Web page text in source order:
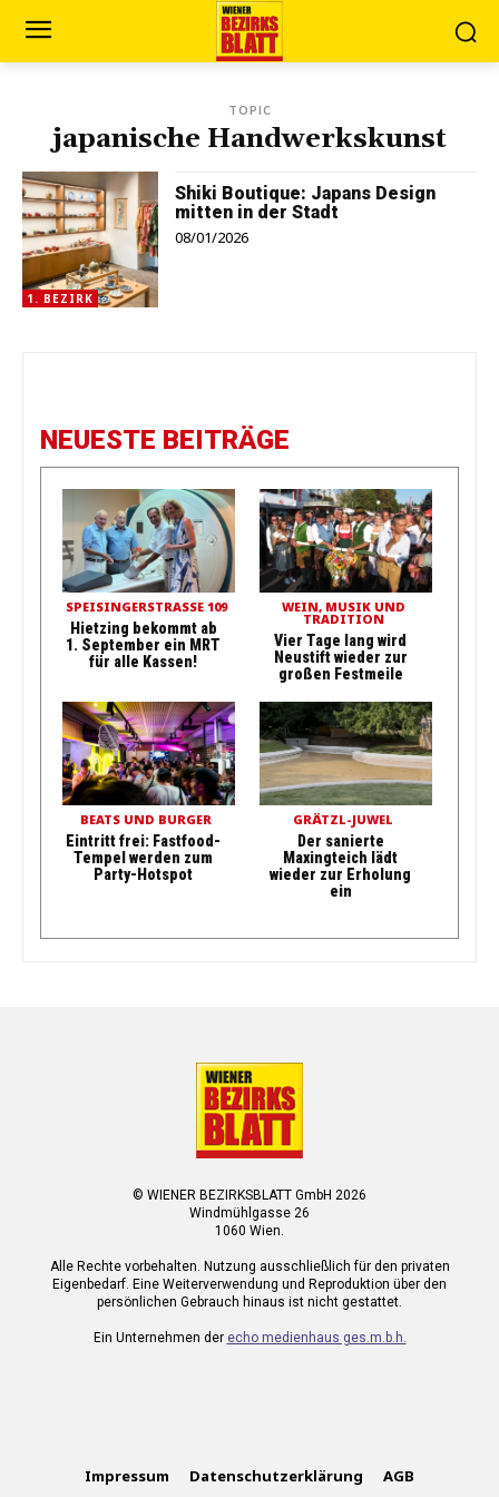
TOPIC
japanische Handwerkskunst
1. BEZIRK
Shiki Boutique: Japans Design
mitten in der Stadt
08/01/2026
NEUESTE BEITRÄGE
SPEISINGERSTRASSE 109
Hietzing bekommt ab
1. September ein MRT
für alle Kassen!
WEIN, MUSIK UND
TRADITION
Vier Tage lang wird
Neustift wieder zur
großen Festmeile
BEATS UND BURGER
Eintritt frei: Fastfood-
Tempel werden zum
Party-Hotspot
GRÄTZL-JUWEL
Der sanierte
Maxingteich lädt
wieder zur Erholung
ein
© WIENER BEZIRKSBLATT GmbH 2026
Windmühlgasse 26
1060 Wien.
Alle Rechte vorbehalten. Nutzung ausschließlich für den privaten
Eigenbedarf. Eine Weiterverwendung und Reproduktion über den
persönlichen Gebrauch hinaus ist nicht gestattet.
Ein Unternehmen der echo medienhaus ges.m.b.h.
Impressum Datenschutzerklärung AGB